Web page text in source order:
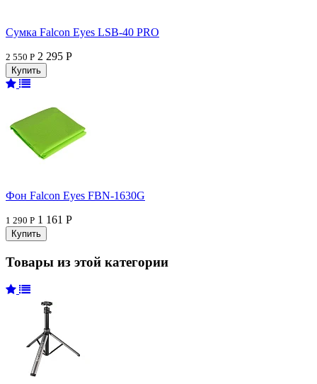
Сумка Falcon Eyes LSB-40 PRO
2 550 Р 2 295 Р
Фон Falcon Eyes FBN-1630G
1 290 Р 1 161 Р
Товары из этой категории